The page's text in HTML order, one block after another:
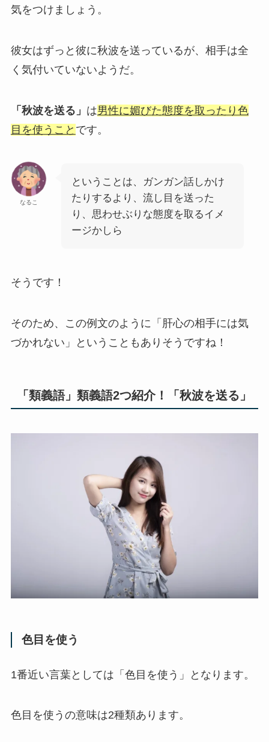
気をつけましょう。
彼女はずっと彼に秋波を送っているが、相手は全
く気付いていないようだ。
「秋波を送る」 は男性に媚びた態度を取ったり色
目を使うこと です。
なるこ
ということは、ガンガン話しかけ
たりするより、流し目を送った
り、思わせぶりな態度を取るイメ
ージかしら
そうです！
そのため、この例文のように「肝心の相手には気
づかれない」ということもありそうですね！
「類義語」類義語2つ紹介！「秋波を送る」
色目を使う
1番近い言葉としては「色目を使う」となります。
色目を使うの意味は2種類あります。